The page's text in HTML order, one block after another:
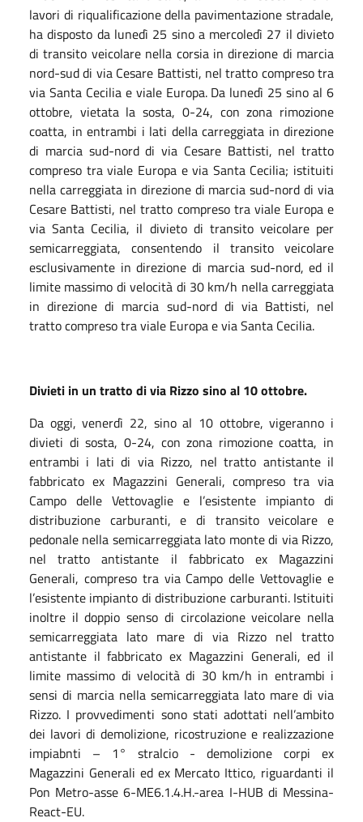
lavori di riqualificazione della pavimentazione stradale,
ha disposto da lunedì 25 sino a mercoledì 27 il divieto
di transito veicolare nella corsia in direzione di marcia
nord-sud di via Cesare Battisti, nel tratto compreso tra
via Santa Cecilia e viale Europa. Da lunedì 25 sino al 6
ottobre, vietata la sosta, 0-24, con zona rimozione
coatta, in entrambi i lati della carreggiata in direzione
di marcia sud-nord di via Cesare Battisti, nel tratto
compreso tra viale Europa e via Santa Cecilia; istituiti
nella carreggiata in direzione di marcia sud-nord di via
Cesare Battisti, nel tratto compreso tra viale Europa e
via Santa Cecilia, il divieto di transito veicolare per
semicarreggiata, consentendo il transito veicolare
esclusivamente in direzione di marcia sud-nord, ed il
limite massimo di velocità di 30 km/h nella carreggiata
in direzione di marcia sud-nord di via Battisti, nel
tratto compreso tra viale Europa e via Santa Cecilia.
Divieti in un tratto di via Rizzo sino al 10 ottobre.
Da oggi, venerdì 22, sino al 10 ottobre, vigeranno i
divieti di sosta, 0-24, con zona rimozione coatta, in
entrambi i lati di via Rizzo, nel tratto antistante il
fabbricato ex Magazzini Generali, compreso tra via
Campo delle Vettovaglie e l’esistente impianto di
distribuzione carburanti, e di transito veicolare e
pedonale nella semicarreggiata lato monte di via Rizzo,
nel tratto antistante il fabbricato ex Magazzini
Generali, compreso tra via Campo delle Vettovaglie e
l’esistente impianto di distribuzione carburanti. Istituiti
inoltre il doppio senso di circolazione veicolare nella
semicarreggiata lato mare di via Rizzo nel tratto
antistante il fabbricato ex Magazzini Generali, ed il
limite massimo di velocità di 30 km/h in entrambi i
sensi di marcia nella semicarreggiata lato mare di via
Rizzo. I provvedimenti sono stati adottati nell’ambito
dei lavori di demolizione, ricostruzione e realizzazione
impiabnti – 1° stralcio - demolizione corpi ex
Magazzini Generali ed ex Mercato Ittico, riguardanti il
Pon Metro-asse 6-ME6.1.4.H.-area I-HUB di Messina-
React-EU.